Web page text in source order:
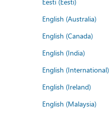
English (Australia)
English (Canada)
English (India)
English (International)
English (Ireland)
English (Malaysia)